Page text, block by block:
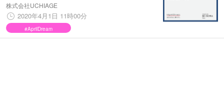
株式会社UCHIAGE
2020年4月1日 11時00分
#AprilDream